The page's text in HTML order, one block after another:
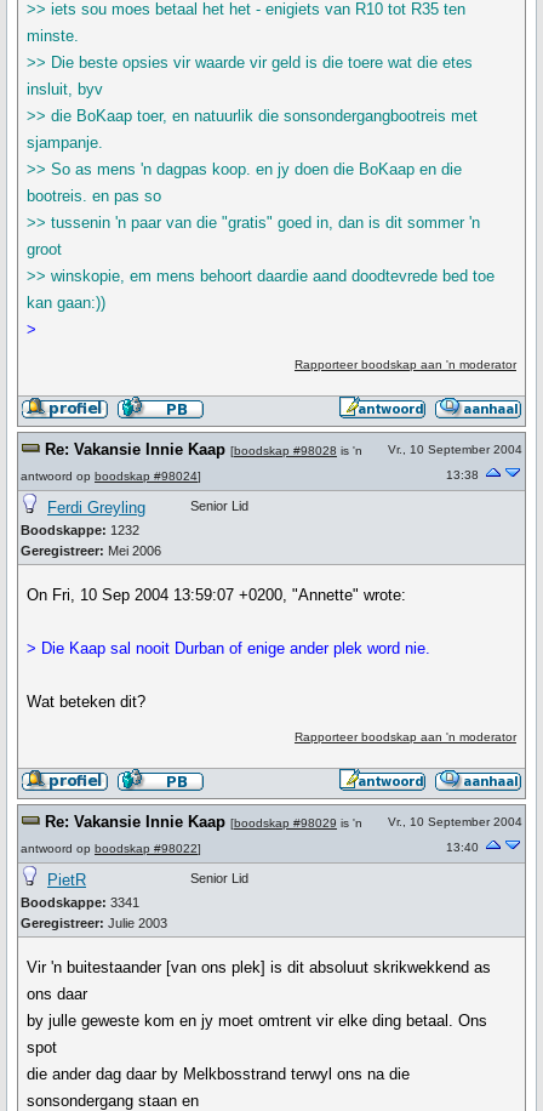
>> iets sou moes betaal het het - enigiets van R10 tot R35 ten
minste.
>> Die beste opsies vir waarde vir geld is die toere wat die etes
insluit, byv
>> die BoKaap toer, en natuurlik die sonsondergangbootreis met
sjampanje.
>> So as mens 'n dagpas koop. en jy doen die BoKaap en die
bootreis. en pas so
>> tussenin 'n paar van die "gratis" goed in, dan is dit sommer 'n
groot
>> winskopie, em mens behoort daardie aand doodtevrede bed toe
kan gaan:))
>
Rapporteer boodskap aan 'n moderator
Re: Vakansie Innie Kaap [boodskap #98028 is 'n
antwoord op boodskap #98024]
Vr., 10 September 2004
13:38
Ferdi Greyling
Boodskappe: 1232
Geregistreer: Mei 2006
Senior Lid
On Fri, 10 Sep 2004 13:59:07 +0200, "Annette" wrote:
> Die Kaap sal nooit Durban of enige ander plek word nie.
Wat beteken dit?
Rapporteer boodskap aan 'n moderator
Re: Vakansie Innie Kaap [boodskap #98029 is 'n
antwoord op boodskap #98022]
Vr., 10 September 2004
13:40
PietR
Boodskappe: 3341
Geregistreer: Julie 2003
Senior Lid
Vir 'n buitestaander [van ons plek] is dit absoluut skrikwekkend as
ons daar
by julle geweste kom en jy moet omtrent vir elke ding betaal. Ons
spot
die ander dag daar by Melkbosstrand terwyl ons na die
sonsondergang staan en